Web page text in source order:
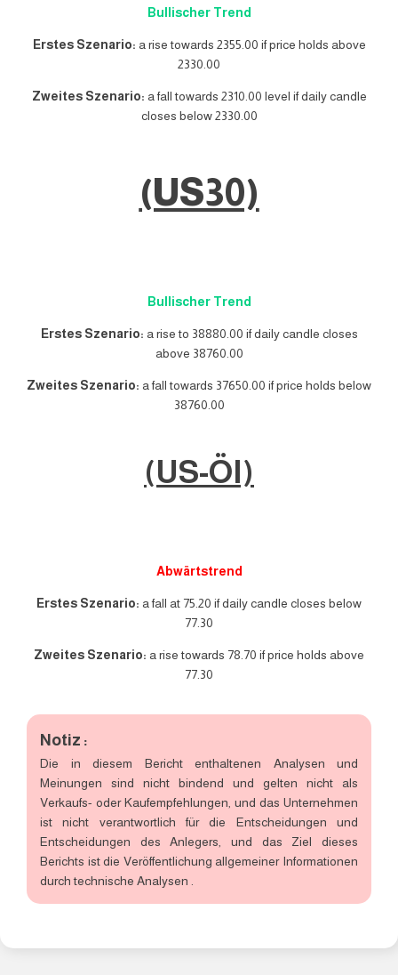
Bullischer Trend
Erstes Szenario: a rise towards 2355.00 if price holds above
2330.00
Zweites Szenario: a fall towards 2310.00 level if daily candle
closes below 2330.00
(US30)
Bullischer Trend
Erstes Szenario: a rise to 38880.00 if daily candle closes
above 38760.00
Zweites Szenario: a fall towards 37650.00 if price holds below
38760.00
(US-Öl)
Abwärtstrend
Erstes Szenario: a fall at 75.20 if daily candle closes below
77.30
Zweites Szenario: a rise towards 78.70 if price holds above
77.30
Notiz :
Die in diesem Bericht enthaltenen Analysen und
Meinungen sind nicht bindend und gelten nicht als
Verkaufs- oder Kaufempfehlungen, und das Unternehmen
ist nicht verantwortlich für die Entscheidungen und
Entscheidungen des Anlegers, und das Ziel dieses
Berichts ist die Veröffentlichung allgemeiner Informationen
durch technische Analysen .